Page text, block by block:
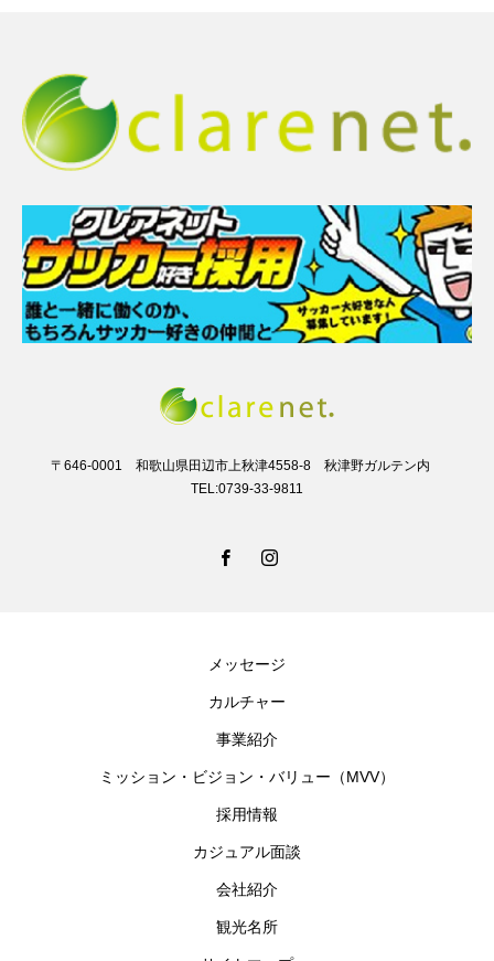
〒646-0001 和歌山県田辺市上秋津4558-8 秋津野ガルテン内
TEL:0739-33-9811
メッセージ
カルチャー
事業紹介
ミッション・ビジョン・バリュー（MVV）
採用情報
カジュアル面談
会社紹介
観光名所